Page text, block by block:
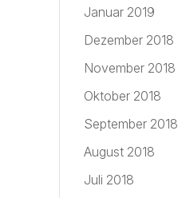
Januar 2019
Dezember 2018
November 2018
Oktober 2018
September 2018
August 2018
Juli 2018